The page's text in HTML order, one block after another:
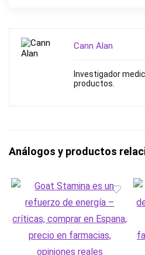
Cann Alan
Investigador
productos.
Análogos y productos